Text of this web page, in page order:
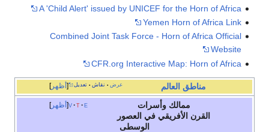
A 'Child Alert' issued by UNICEF for the Horn of Africa
Yemen Horn of Africa Link
Combined Joint Task Force - Horn of Africa Official
Website
CFR.org Interactive Map: Horn of Africa
أظهر عرض • نقاش • تعديل مناطق العالم
أظهر v t e
ممالك وأسرات
القرن الأفريقي في العصور
الوسطى